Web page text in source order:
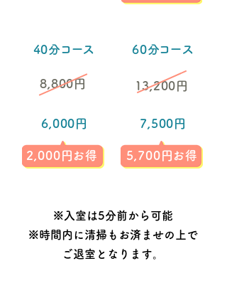
40分コース
8,800円
6,000円
2 ,000円 お得
60分コース
13,200円
7 ,500円
5 ,700円 お得
※入室は5分前から可能
※時間内に清掃もお済ませの上で
ご退室となります。